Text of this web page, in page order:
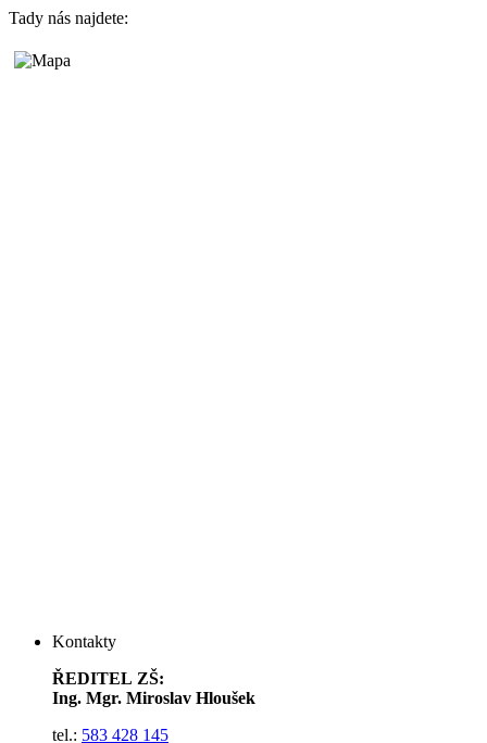
Tady nás najdete:
Kontakty
ŘEDITEL ZŠ:
Ing. Mgr. Miroslav Hloušek
tel.: 583 428 145